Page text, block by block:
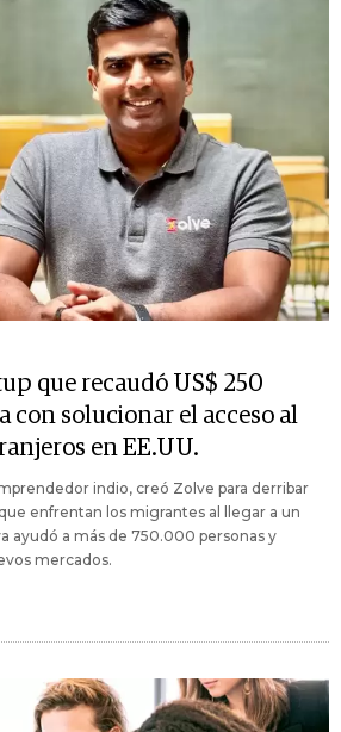
que recaudó US$ 250
con solucionar el acceso al
en EE.UU.
indio, creó Zolve para derribar
enfrentan los migrantes al llegar a un
ayudó a más de 750.000 personas y
mercados.